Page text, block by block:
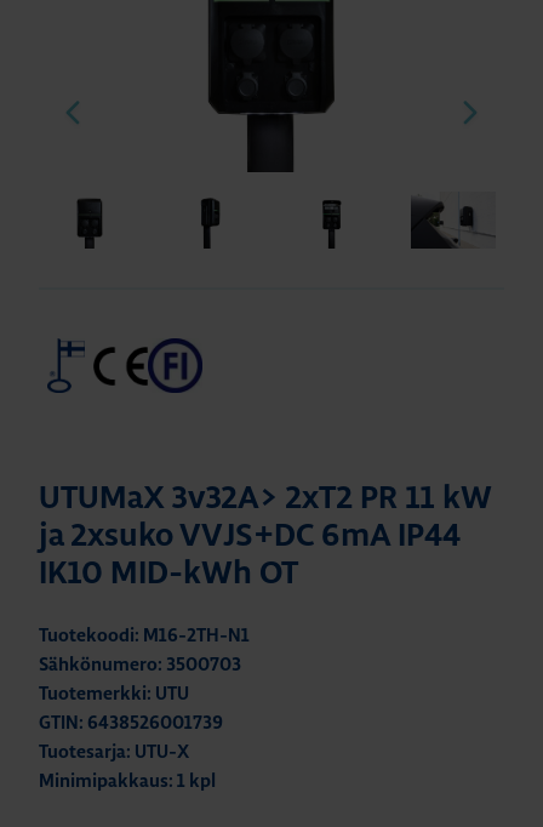
UTUMaX 3v32A> 2xT2 PR 11 kW
ja 2xsuko VVJS+DC 6mA IP44
IK10 MID-kWh OT
Tuotekoodi: M16-2TH-N1
Sähkönumero: 3500703
Tuotemerkki: UTU
GTIN: 6438526001739
Tuotesarja: UTU-X
Minimipakkaus: 1 kpl